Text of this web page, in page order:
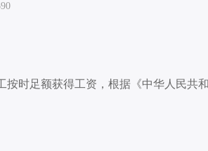
按时足额获得工资，根据《中华人民共